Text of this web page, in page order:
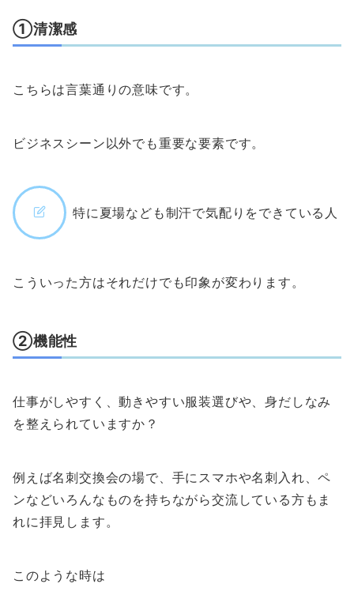
①清潔感
こちらは言葉通りの意味です。
ビジネスシーン以外でも重要な要素です。
特に夏場なども制汗で気配りをできている人
こういった方はそれだけでも印象が変わります。
②機能性
仕事がしやすく、動きやすい服装選びや、身だしなみ
を整えられていますか？
例えば名刺交換会の場で、手にスマホや名刺入れ、ペ
ンなどいろんなものを持ちながら交流している方もま
れに拝見します。
このような時は